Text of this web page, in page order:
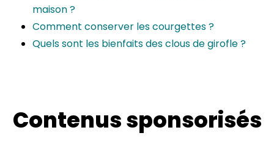
maison ?
Comment conserver les courgettes ?
Quels sont les bienfaits des clous de girofle ?
Contenus sponsorisés